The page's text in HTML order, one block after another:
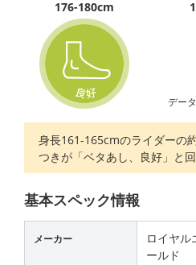
176-180cm
デー
身長161-165cmのライダーの
つきが「ベタあし、良好」と回
基本スペック情報
メーカー
ロイヤル
ールド